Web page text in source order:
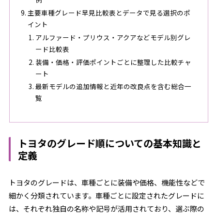
主要車種グレード早見比較表とデータで見る選択のポ
イント
アルファード・プリウス・アクアなどモデル別グレ
ード比較表
装備・価格・評価ポイントごとに整理した比較チャ
ート
最新モデルの追加情報と近年の改良点を含む総合一
覧
トヨタのグレード順についての基本知識と
定義
トヨタのグレードは、車種ごとに装備や価格、機能性などで
細かく分類されています。車種ごとに設定されたグレードに
は、それぞれ独自の名称や記号が活用されており、選ぶ際の